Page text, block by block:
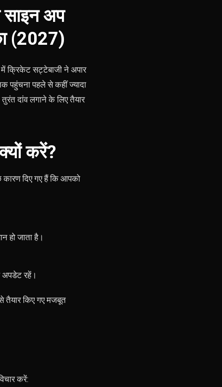
साइन अप
(2027)
क्रिकेट सट्टेबाजी ने अपार
पहुंचना पहले से कहीं ज्यादा
दांव लगाने के लिए तैयार
करें?
दिए गए हैं कि आपको
हो जाता है।
अपडेट रहें।
तैयार किए गए मजबूत
करें: